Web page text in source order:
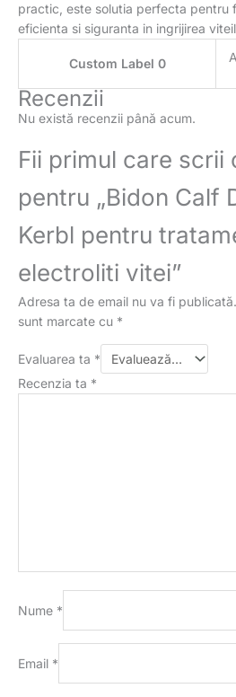
practic, este solutia perfecta pentru
eficienta si siguranta in ingrijirea
Custom Label 0
Recenzii
Nu există recenzii până acum.
Fii primul care scrii
pentru „Bidon Calf
Kerbl pentru
electroliti vitei”
Adresa ta de email nu va fi publicată.
sunt marcate cu *
Evaluarea ta *
Recenzia ta *
Nume *
Email *